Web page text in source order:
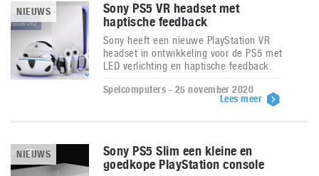
NIEUWS
Sony PS5 VR headset met
haptische feedback
Sony heeft een nieuwe PlayStation VR
headset in ontwikkeling voor de PS5 met
LED verlichting en haptische feedback.
Spelcomputers - 25 november 2020
Lees meer
NIEUWS
Sony PS5 Slim een kleine en
goedkope PlayStation console